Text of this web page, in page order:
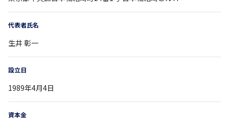
代表者氏名
生井 彰一
設立日
1989年4月4日
資本金